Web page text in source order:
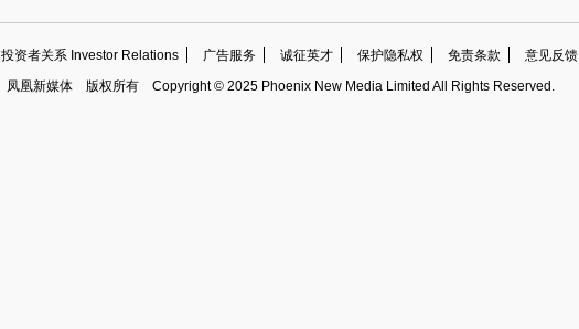
投资者关系 Investor Relations 广告服务 诚征英才 保护隐私权 免责条款 意见反馈
凤凰新媒体
版权所有 Copyright © 2025 Phoenix New Media Limited All Rights Reserved.